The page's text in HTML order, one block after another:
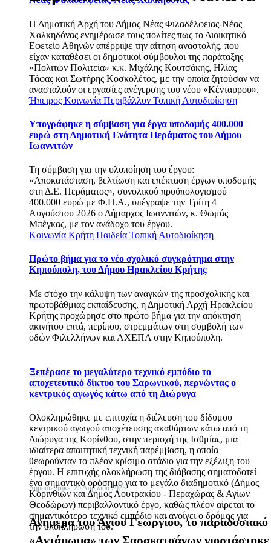
Η Δημοτική Αρχή του Δήμος Νέας Φιλαδέλφειας-Νέας
Χαλκηδόνας ενημέρωσε τους πολίτες πως το Διοικητικό
Εφετείο Αθηνών απέρριψε την αίτηση αναστολής, που
είχαν καταθέσει οι δημοτικοί σύμβουλοι της παράταξης
«Πολιτών Πολιτεία» κ.κ. Μιχάλης Κουτσάκης, Ηλίας
Τάφας και Σωτήρης Κοσκολέτος, με την οποία ζητούσαν να
ανασταλούν οι εργασίες ανέγερσης του νέου «Κένταυρου».
Ήπειρος Κοινωνία Περιβάλλον Τοπική Αυτοδιοίκηση
Υπογράφηκε η σύμβαση για έργα υποδομής 400.000
ευρώ στη Δημοτική Ενότητα Περάματος του Δήμου
Ιωαννιτών
Τη σύμβαση για την υλοποίηση του έργου:
«Αποκατάσταση, βελτίωση και επέκταση έργων υποδομής
στη Δ.Ε. Περάματος», συνολικού προϋπολογισμού
400.000 ευρώ με Φ.Π.Α., υπέγραψε την Τρίτη 4
Αυγούστου 2026 ο Δήμαρχος Ιωαννιτών, κ. Θωμάς
Μπέγκας, με τον ανάδοχο του έργου.
Κοινωνία Κρήτη Παιδεία Τοπική Αυτοδιοίκηση
Πρώτο βήμα για το νέο σχολικό συγκρότημα στην
Κηπούπολη, του Δήμου Ηρακλείου Κρήτης
Με στόχο την κάλυψη των αναγκών της προσχολικής και
πρωτοβάθμιας εκπαίδευσης, η Δημοτική Αρχή Ηρακλείου
Κρήτης προχώρησε στο πρώτο βήμα για την απόκτηση
ακινήτου επτά, περίπου, στρεμμάτων στη συμβολή των
οδών Φιλελλήνων και ΑΧΕΠΑ στην Κηπούπολη.
Ξεπέρασε το μεγαλύτερο τεχνικό εμπόδιο το
αποχετευτικό δίκτυο του Σαρωνικού, περνώντας ο
κεντρικός αγωγός κάτω από τη Διώρυγα
Ολοκληρώθηκε με επιτυχία η διέλευση του δίδυμου
κεντρικού αγωγού αποχέτευσης ακαθάρτων κάτω από τη
Διώρυγα της Κορίνθου, στην περιοχή της Ισθμίας, μια
ιδιαίτερα απαιτητική τεχνική παρέμβαση, η οποία
θεωρούνταν το πλέον κρίσιμο στάδιο για την εξέλιξη του
έργου. Η επιτυχής ολοκλήρωση της διάβασης σηματοδοτεί
ένα σημαντικό ορόσημο για το μεγάλο διαδημοτικό (Δήμος
Κορινθίων και Δήμος Λουτρακίου - Περαχώρας & Αγίων
Θεοδώρων) περιβαλλοντικό έργο, καθώς πλέον αίρεται το
σημαντικότερο τεχνικό εμπόδιο και ανοίγει ο δρόμος για
την ολοκλήρωσή του.
Δημοσιεύτηκε: 25 Απριλίου 2023
Ανήμερα του Αγίου Γεωργίου, το παραδοσιακό
«Aντάμωμα» των Σαρακατσάνων γιορτάστηκε